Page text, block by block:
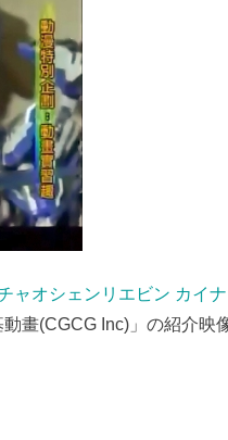
ャオシェンリエビン カイナ
畫(CGCG Inc)」の紹介映